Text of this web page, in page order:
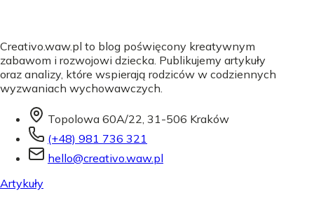
Creativo.waw.pl to blog poświęcony kreatywnym
zabawom i rozwojowi dziecka. Publikujemy artykuły
oraz analizy, które wspierają rodziców w codziennych
wyzwaniach wychowawczych.
Topolowa 60A/22, 31-506 Kraków
(+48) 981 736 321
hello@creativo.waw.pl
Artykuły